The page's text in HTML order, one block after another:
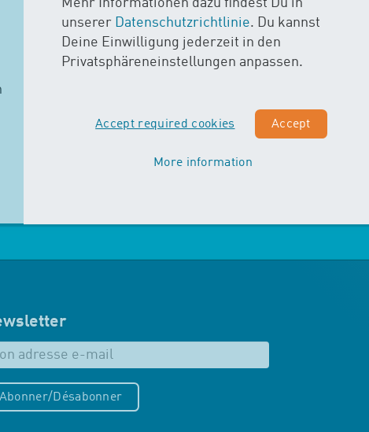
Mehr Informationen dazu findest Du in
unserer Datenschutzrichtlinie. Du kannst
Deine Einwilligung jederzeit in den
Privatsphäreneinstellungen anpassen.
Accept required cookies Accept
More information
AB 15 MONATEN
Im MAXIS-Kurs stehen Sicherheit
und Spass im Wasser im
erste Erfahrungen mit
unterschiedlichen
Abonner/Désabonner